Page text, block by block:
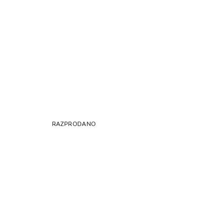
RAZPRODANO